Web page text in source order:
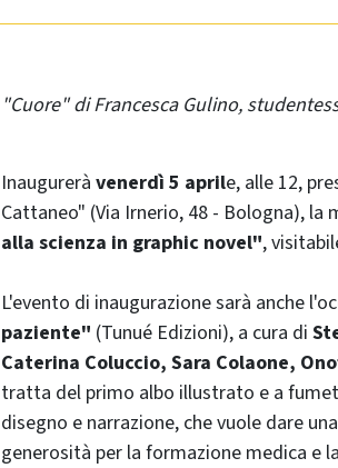
"Cuore" di Francesca Gulino,
Inaugurerà venerdì 5 aprile, alle 12,
Cattaneo" (Via Irnerio, 48 - Bologna), la
alla scienza in graphic novel",
L'evento di inaugurazione sarà anche
paziente" (Tunué Edizioni), a cura di
Caterina Coluccio, Sara Colaone,
tratta del primo albo illustrato e a
disegno e narrazione, che vuole dare
generosità per la formazione medica e